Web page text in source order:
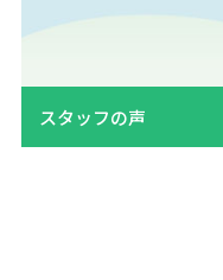
スタッフの声